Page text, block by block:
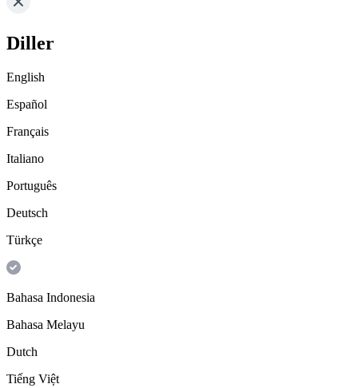
Diller
English
Español
Français
Italiano
Português
Deutsch
Türkçe
Bahasa Indonesia
Bahasa Melayu
Dutch
Tiếng Việt